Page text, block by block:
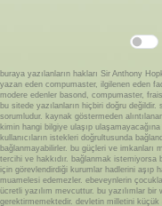
buraya yazılanların hakları Sir Anthony
yazan eden compumaster, ilgilenen eden
modere edenler basond, compumaster,
bu sitede yazılanların hiçbiri doğru
sorumludur. kaynak göstermeden
kimin hangi bilgiye ulaşıp
kullanıcıların istekleri doğrultusunda
bağlanmayabilirler. bu güçleri ve imkanları
tercihi ve hakkıdır. bağlanmak istemiyorsa
için görevlendirdiği kurumlar hadlerini aşıp
muamelesi edemezler. ebeveynlerin
ücretli yazılım mevcuttur. bu yazılımlar bir
gerektirmemektedir. devletin milletini